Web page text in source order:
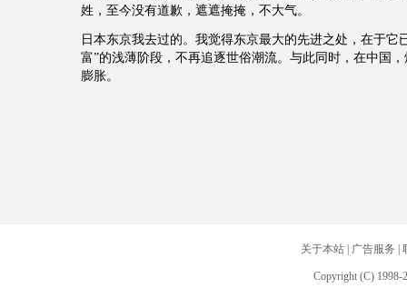
姓，至今没有道歉，遮遮掩掩，不大气。
日本东京我去过的。我觉得东京最大的先进之处，在于它
富”的浅薄阶段，不再追逐世俗潮流。与此同时，在中国
膨胀。
关于本站| 广告服务
Copyright (C) 1998-